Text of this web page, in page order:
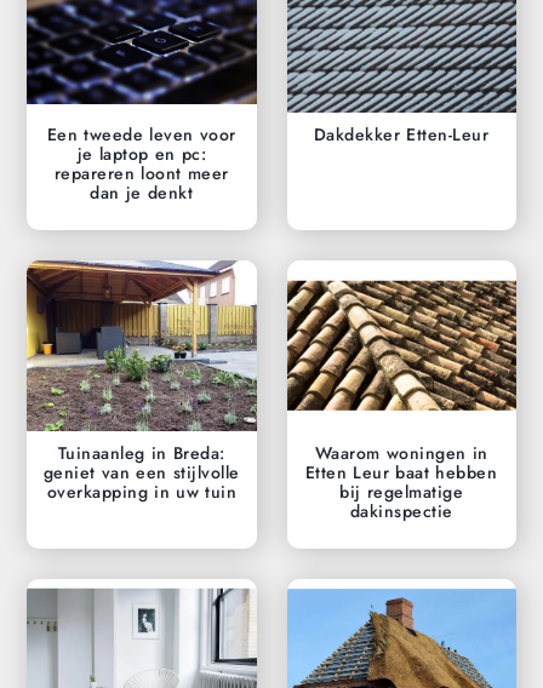
Een tweede leven voor
je laptop en pc:
repareren loont meer
dan je denkt
Dakdekker Etten-Leur
Tuinaanleg in Breda:
geniet van een stijlvolle
overkapping in uw tuin
Waarom woningen in
Etten Leur baat hebben
bij regelmatige
dakinspectie